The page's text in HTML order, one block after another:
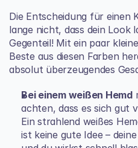
Die Entscheidung für einen
lange nicht, dass dein Look
Gegenteil! Mit ein paar
Beste aus diesen Farben
absolut überzeugendes
Bei einem weißen Hemd
achten, dass es sich gut
Ein strahlend weißes
ist keine gute Idee –